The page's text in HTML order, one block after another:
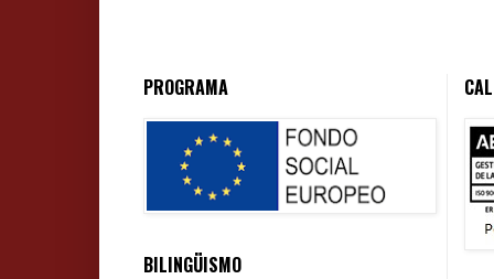
PROGRAMA
BILINGÜISMO